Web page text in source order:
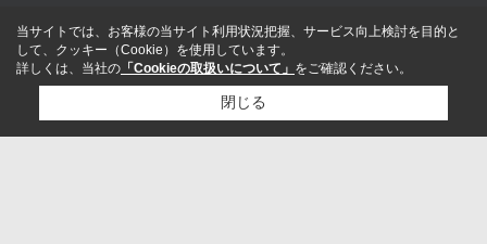
当サイトでは、お客様の当サイト利用状況把握、サービス向上検討を目的と
して、クッキー（Cookie）を使用しています。
詳しくは、当社の 「Cookieの取扱いについて」 をご確認ください。
閉じる